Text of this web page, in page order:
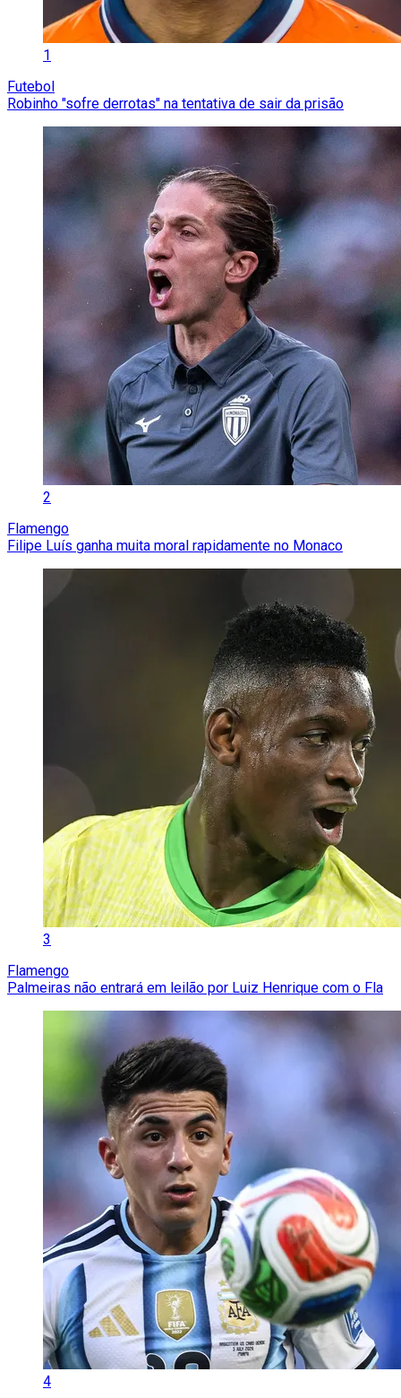
1
Futebol
Robinho "sofre derrotas" na tentativa de sair da prisão
2
Flamengo
Filipe Luís ganha muita moral rapidamente no Monaco
3
Flamengo
Palmeiras não entrará em leilão por Luiz Henrique com o Fla
4